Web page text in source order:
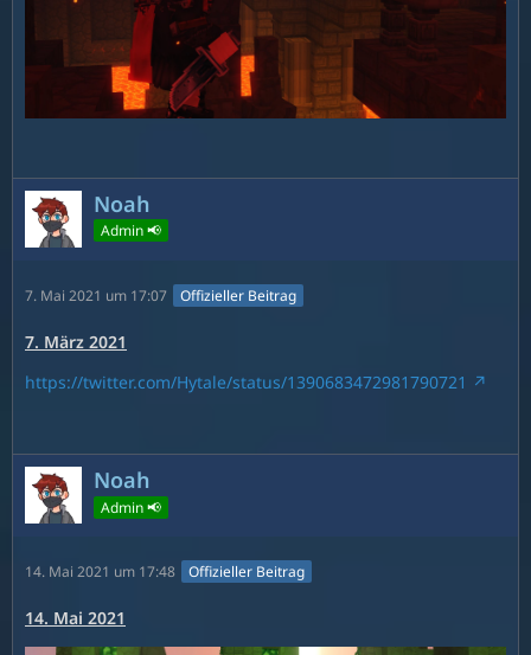
Noah
Admin 📢
7. Mai 2021 um 17:07 Offizieller Beitrag
7. März 2021
https://twitter.com/Hytale/status/1390683472981790721
Noah
Admin 📢
14. Mai 2021 um 17:48 Offizieller Beitrag
14. Mai 2021